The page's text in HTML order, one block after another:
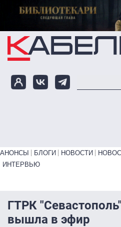
Перейти к основному
Primary links bottom
АНОНСЫ БЛОГИ НОВОСТИ
ИНТЕРВЬЮ
ГТРК
вышла в эфир